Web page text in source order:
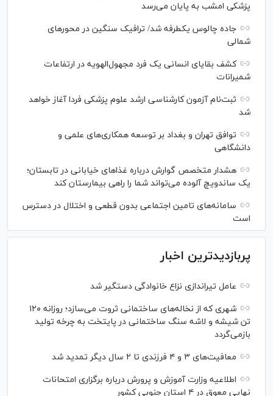
پزشکی امشب به پایان می‌رسد
جاده چالوس یکطرفه شد/ ترافیک سنگین در محورهای
شمالی
کشف بقایای انسانی یک فرد مجهول‌الهویه در ارتفاعات
شمیرانات
ثبت‌نام آزمون کارشناسی ارشد علوم پزشکی فردا آغاز خواهد
شد
توافق تهران و بغداد بر توسعه همکاری‌های علمی و
دانشگاهی
هشدار متخصص گوارش درباره غذا‌های خیابانی در تابستان؛
یک ساندویچ آلوده می‌تواند شما را راهی بیمارستان کند
سامانه‌های تامین اجتماعی بدون قطعی و اختلال در دسترس
است
پربازدیدترین اخبار
عامل تیراندازی نزاع خانوادگی دستگیر شد
شهری که از نخاله‌های ساختمانی ثروت می‌سازد؛ روزانه ۱۲۰
تن شیشه و لاشه سنگ ساختمانی در پایتخت به چرخه تولید
بازمی‌گردد
معافیت‌های ۳ و ۴ فرزندی تا ۲ سال دیگر تمدید شد
اطلاعیه وزارت آموزش و پرورش درباره برگزاری امتحانات
نهایی معوق در ۴ استان جنوبی کشور